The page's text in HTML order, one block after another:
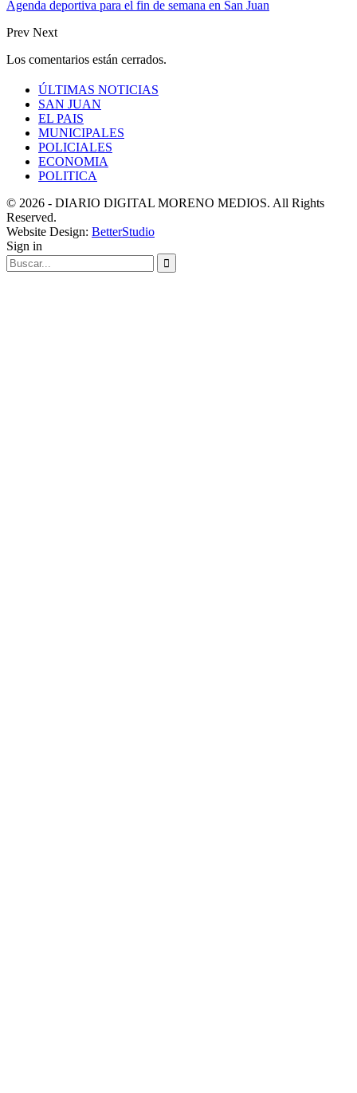
Agenda deportiva para el fin de semana en San Juan
Prev Next
Los comentarios están cerrados.
ÚLTIMAS NOTICIAS
SAN JUAN
EL PAIS
MUNICIPALES
POLICIALES
ECONOMIA
POLITICA
© 2026 - DIARIO DIGITAL MORENO MEDIOS. All Rights
Reserved.
Website Design: BetterStudio
Sign in